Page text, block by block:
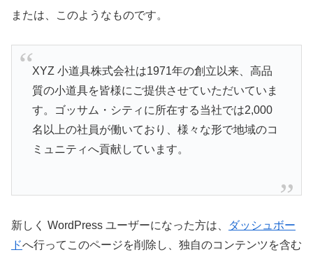
または、このようなものです。
XYZ 小道具株式会社は1971年の創立以来、高品
質の小道具を皆様にご提供させていただいていま
す。ゴッサム・シティに所在する当社では2,000
名以上の社員が働いており、様々な形で地域のコ
ミュニティへ貢献しています。
新しく WordPress ユーザーになった方は、
ダッシュボー
ドへ行ってこのページを削除し、独自のコンテンツを含む